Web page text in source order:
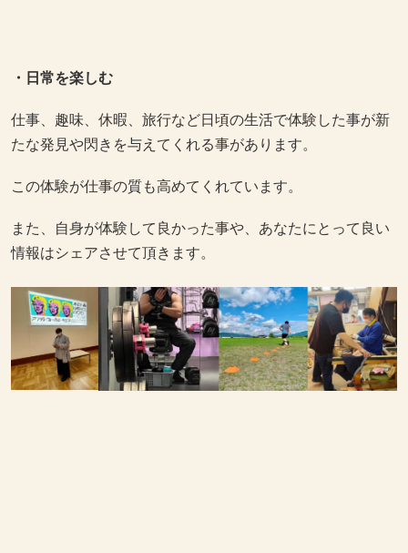
・日常を楽しむ
仕事、趣味、休暇、旅行など日頃の生活で体験した事が新
たな発見や閃きを与えてくれる事があります。
この体験が仕事の質も高めてくれています。
また、自身が体験して良かった事や、あなたにとって良い
情報はシェアさせて頂きます。